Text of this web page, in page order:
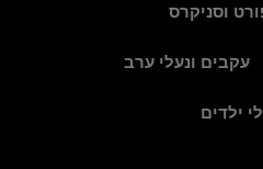
וסניקרס
עקבים ונעלי ערב
ילדים